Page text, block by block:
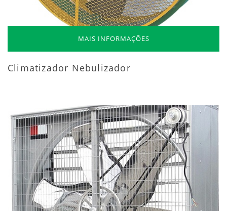
MAIS INFORMAÇÕES
Climatizador Nebulizador